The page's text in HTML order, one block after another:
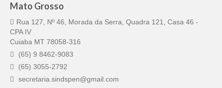
Mato Grosso
Rua 127, Nº 46, Morada da Serra, Quadra 121, Casa 46 -
CPA IV
Cuiaba MT 78058-316
(65) 9 8462-9083
(65) 3055-2792
secretaria.sindspen@gmail.com